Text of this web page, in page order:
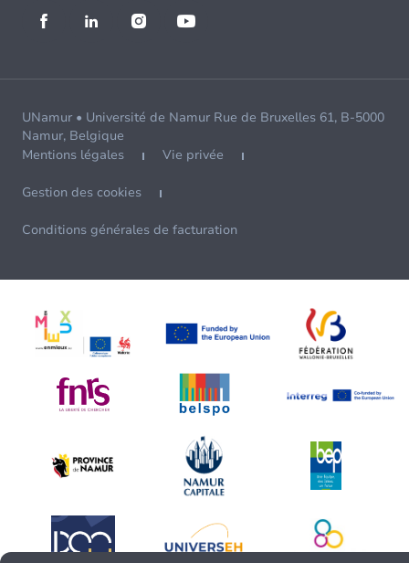
UNamur • Université de Namur Rue de Bruxelles 61, B-5000
Namur, Belgique
Mentions légales
Vie privée
Gestion des cookies
Conditions générales de facturation